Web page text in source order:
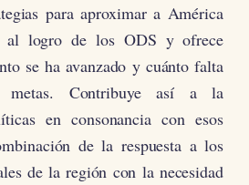
para aproximar a América
logro de los ODS y ofrece
se ha avanzado y cuánto falta
metas. Contribuye así a la
en consonancia con esos
de la respuesta a los
de la región con la necesidad